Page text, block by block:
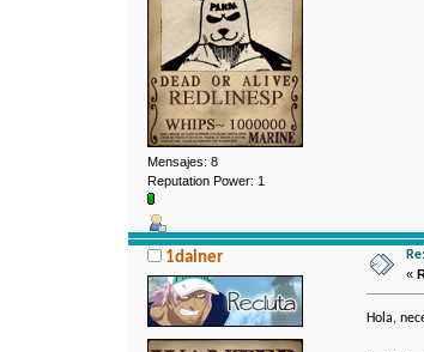
Mensajes: 8
Reputation Power: 1
1dainer
«
Hola,